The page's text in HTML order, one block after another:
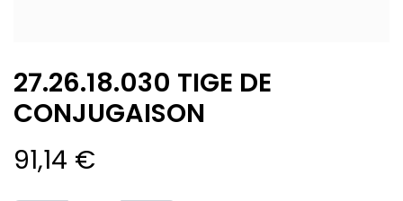
27.26.18.030 TIGE DE
CONJUGAISON
91,14 €